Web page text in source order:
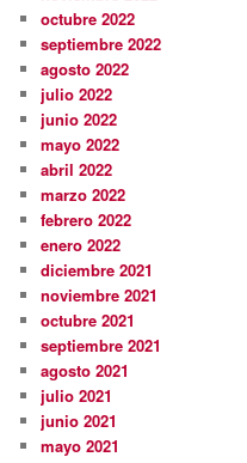
octubre 2022
septiembre 2022
agosto 2022
julio 2022
junio 2022
mayo 2022
abril 2022
marzo 2022
febrero 2022
enero 2022
diciembre 2021
noviembre 2021
octubre 2021
septiembre 2021
agosto 2021
julio 2021
junio 2021
mayo 2021